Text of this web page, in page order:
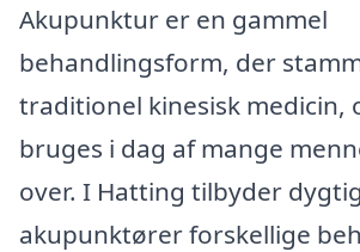
Akupunktur er en gammel
behandlingsform, der
traditionel kinesisk medicin,
bruges i dag af mange
over. I Hatting tilbyder
akupunktører forskellige